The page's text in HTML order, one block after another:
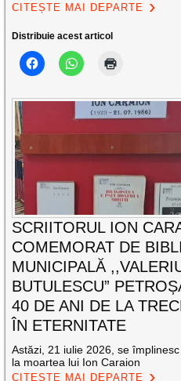
CITEȘTE MAI DEPARTE
Distribuie acest articol
SCRIITORUL ION
COMEMORAT DE
MUNICIPALĂ
BUTULESCU”
40 DE ANI DE LA
ÎN ETERNITATE
Astăzi, 21 iulie 2026, se
la moartea lui Ion Caraion
CITEȘTE MAI DEPARTE